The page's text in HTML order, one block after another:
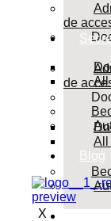
de
All
Blog
X
de
All